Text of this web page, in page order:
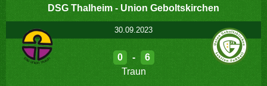
DSG Thalheim - Union Geboltskirchen
30.09.2023
0 -
6
Traun